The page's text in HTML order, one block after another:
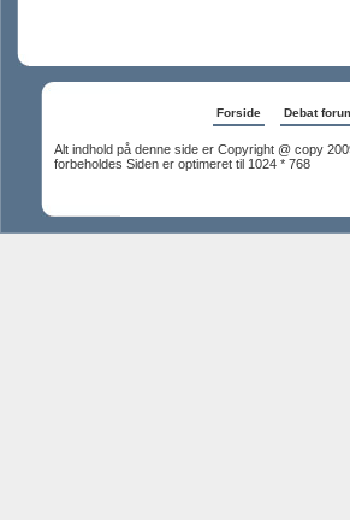
Forside Debat
Alt indhold på denne side er Copyright @ copy
forbeholdes Siden er optimeret til 1024 * 768